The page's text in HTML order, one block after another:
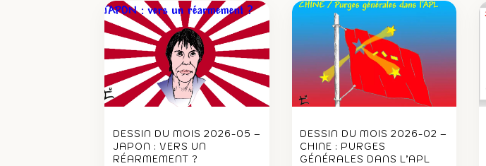
DESSIN DU MOIS 2026-05 –
JAPON : VERS UN
RÉARMEMENT ?
DESSIN DU MOIS 2026-02 –
CHINE : PURGES
GÉNÉRALES DANS L’APL